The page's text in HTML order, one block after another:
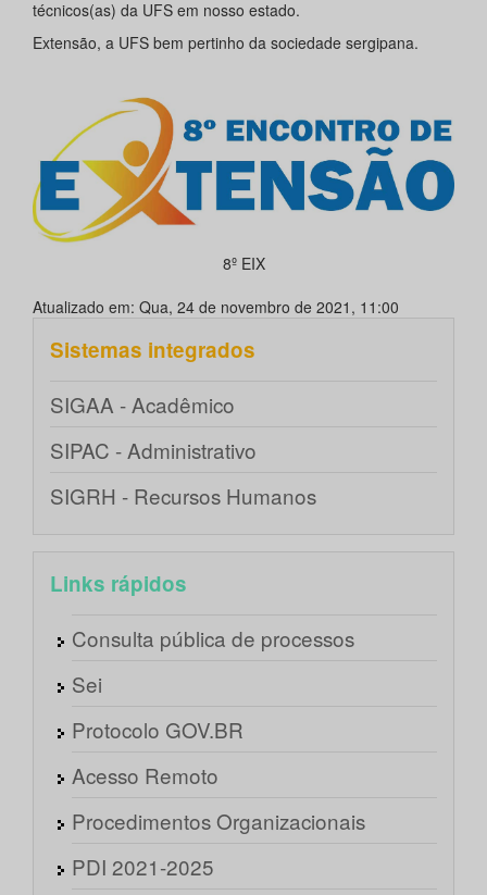
técnicos(as) da UFS em nosso estado.
Extensão, a UFS bem pertinho da sociedade sergipana.
8º EIX
Atualizado em: Qua, 24 de novembro de 2021, 11:00
Sistemas integrados
SIGAA - Acadêmico
SIPAC - Administrativo
SIGRH - Recursos Humanos
Links rápidos
Consulta pública de processos
Sei
Protocolo GOV.BR
Acesso Remoto
Procedimentos Organizacionais
PDI 2021-2025